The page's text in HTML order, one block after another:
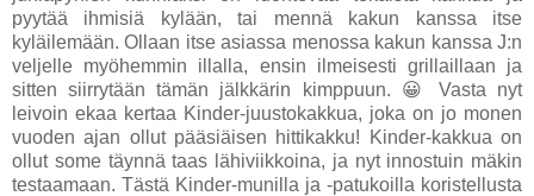
pyytää ihmisiä kylään, tai mennä kakun kanssa itse
kyläilemään. Ollaan itse asiassa menossa kakun kanssa J:n
veljelle myöhemmin illalla, ensin ilmeisesti grillaillaan ja
sitten siirrytään tämän jälkkärin kimppuun. 😀 Vasta nyt
leivoin ekaa kertaa Kinder-juustokakkua, joka on jo monen
vuoden ajan ollut pääsiäisen hittikakku! Kinder-kakkua on
ollut some täynnä taas lähiviikkoina, ja nyt innostuin mäkin
testaamaan. Tästä Kinder-munilla ja -patukoilla koristellusta